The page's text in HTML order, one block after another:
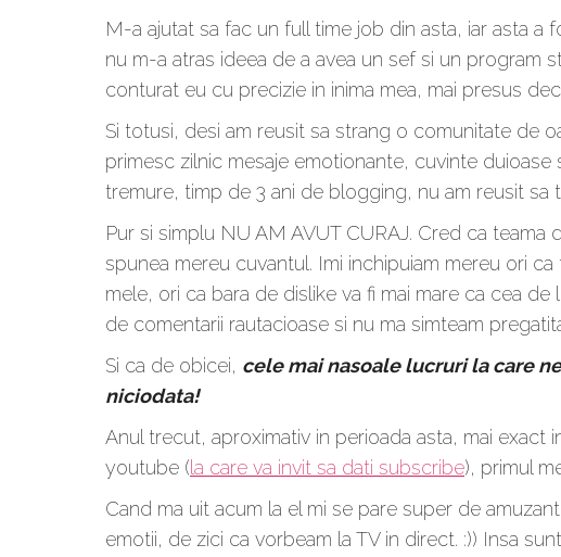
M-a ajutat sa fac un full time job din asta, iar asta a
nu m-a atras ideea de a avea un sef si un program
conturat eu cu precizie in inima mea, mai presus
Si totusi, desi am reusit sa strang o comunitate de
primesc zilnic mesaje emotionante, cuvinte
tremure, timp de 3 ani de blogging, nu am reusit sa
Pur si simplu NU AM AVUT CURAJ. Cred ca teama
spunea mereu cuvantul. Imi inchipuiam mereu ori
mele, ori ca bara de dislike va fi mai mare ca cea
de comentarii rautacioase si nu ma simteam
Si ca de obicei, cele mai nasoale lucruri la care
niciodata!
Anul trecut, aproximativ in perioada asta, mai exact
youtube ( la care va invit sa dati subscribe), primul
Cand ma uit acum la el mi se pare super de
emotii, de zici ca vorbeam la TV in direct. :)) Insa